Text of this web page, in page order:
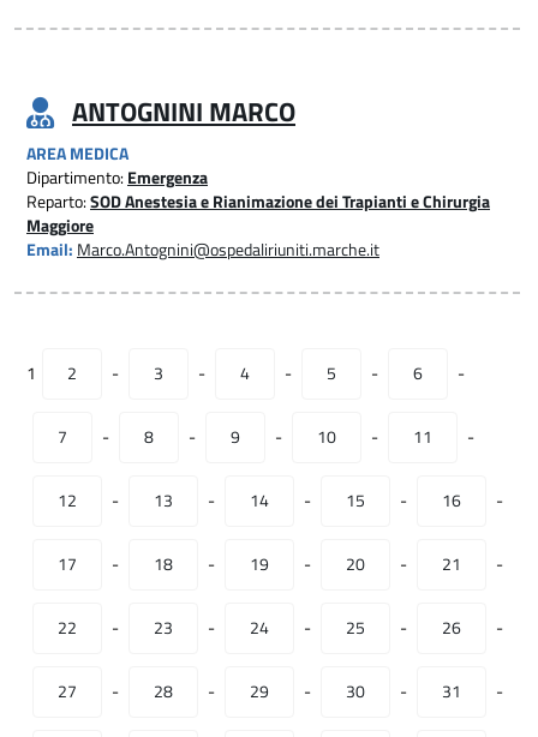
ANTOGNINI MARCO
AREA MEDICA
Dipartimento: Emergenza
Reparto:SOD Anestesia e Rianimazione dei Trapianti e Chirurgia
Maggiore
Email: Marco.Antognini@ospedaliriuniti.marche.it
1 2 - 3 - 4 - 5 - 6 -
7 - 8 - 9 - 10 - 11 -
12 - 13 - 14 - 15 - 16 -
17 - 18 - 19 - 20 - 21 -
22 - 23 - 24 - 25 - 26 -
27 - 28 - 29 - 30 - 31 -